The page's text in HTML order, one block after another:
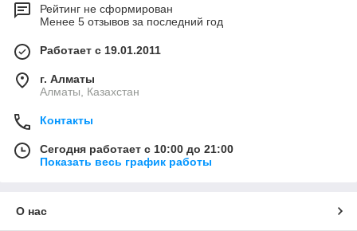
Рейтинг не сформирован
Менее 5 отзывов за последний год
Работает с 19.01.2011
г. Алматы
Алматы, Казахстан
Контакты
Сегодня работает с 10:00 до 21:00
Показать весь график работы
О нас